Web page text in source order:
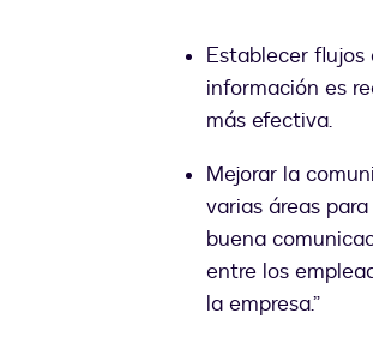
Establecer flujos
información es
más efectiva.
Mejorar la
varias áreas
buena
entre los
la empresa.”